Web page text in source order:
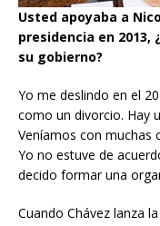
Usted apoyaba a
presidencia en 2013,
su gobierno?
Yo me deslindo en el
como un divorcio. Hay
Veníamos con muchas
Yo no estuve de
decido formar una
Cuando Chávez lanza